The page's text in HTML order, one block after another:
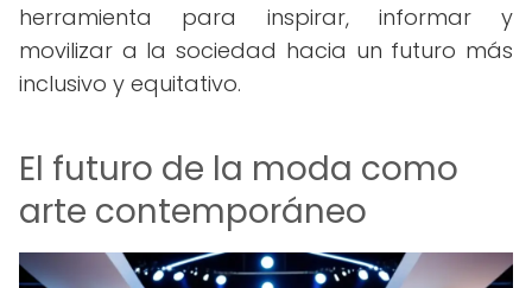
herramienta para inspirar, informar y
movilizar a la sociedad hacia un futuro más
inclusivo y equitativo.
El futuro de la moda como
arte contemporáneo